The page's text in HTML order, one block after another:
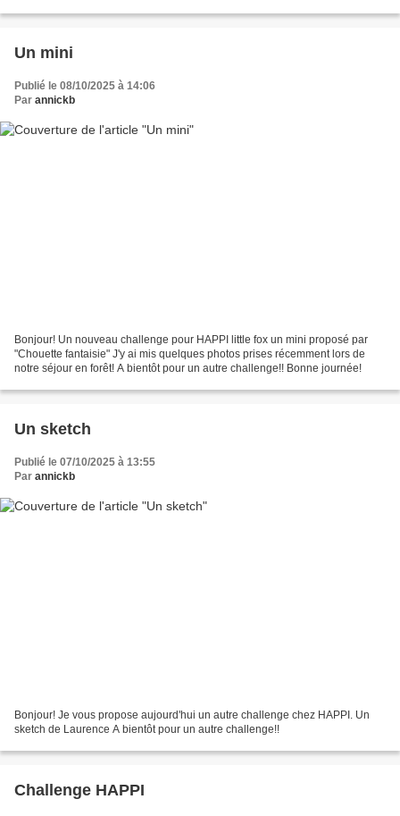
Un mini
Publié le 08/10/2025 à 14:06
Par annickb
Bonjour! Un nouveau challenge pour HAPPI little fox un mini proposé par
"Chouette fantaisie" J'y ai mis quelques photos prises récemment lors de
notre séjour en forêt! A bientôt pour un autre challenge!! Bonne journée!
Un sketch
Publié le 07/10/2025 à 13:55
Par annickb
Bonjour! Je vous propose aujourd'hui un autre challenge chez HAPPI. Un
sketch de Laurence A bientôt pour un autre challenge!!
Challenge HAPPI